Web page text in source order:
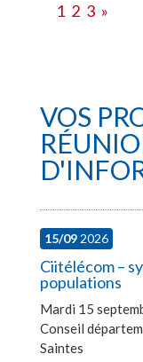
1 2 3 »
VOS
15/092026
Ciitélécom –
populations
Mardi 15
Conseil
Saintes